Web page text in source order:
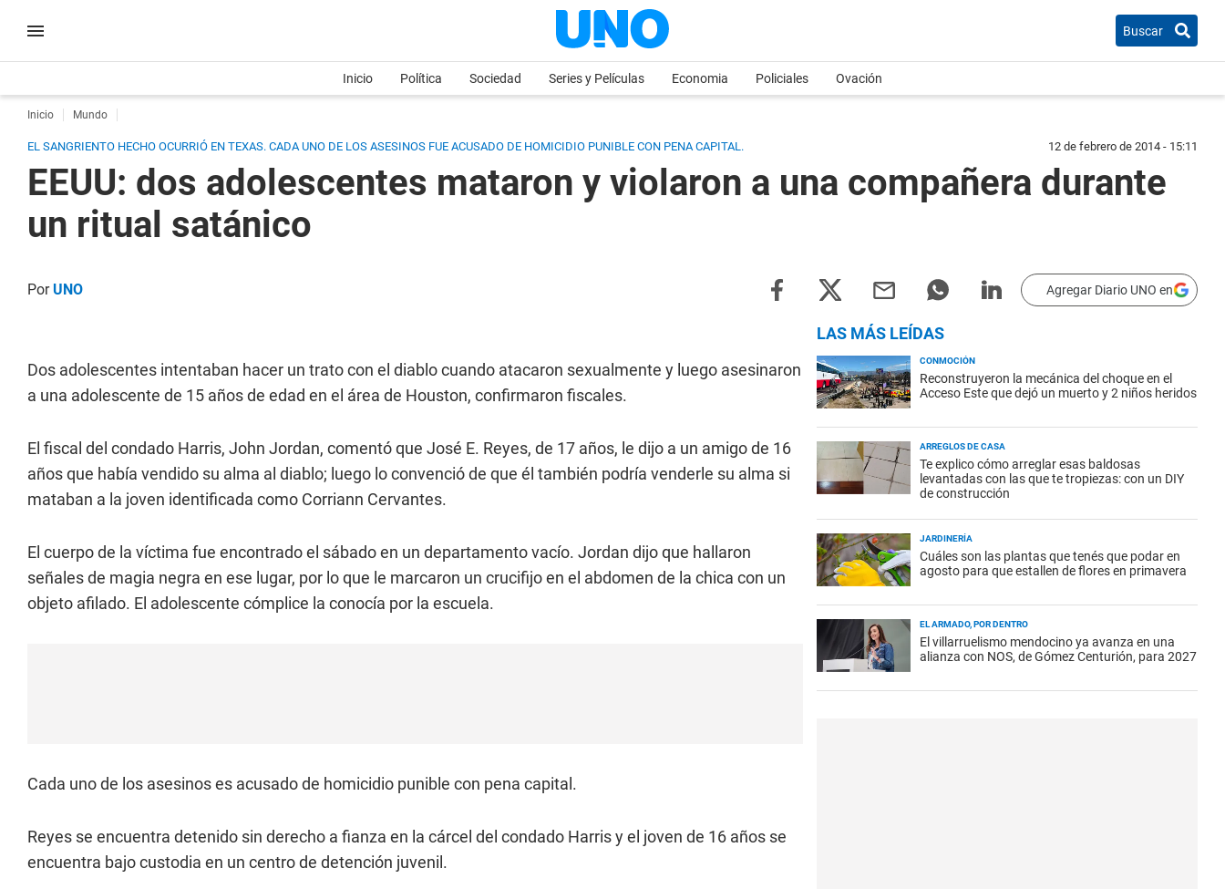
Buscar
Inicio Política Sociedad Series y Películas Economia Policiales Ovación
Inicio Mundo
EL SANGRIENTO HECHO OCURRIÓ EN TEXAS. CADA UNO DE LOS ASESINOS FUE ACUSADO DE HOMICIDIO PUNIBLE CON PENA CAPITAL. 12 de febrero de 2014 - 15:11
EEUU: dos adolescentes mataron y violaron a una compañera durante
un ritual satánico
PorUNO Agregar Diario UNO en
Dos adolescentes intentaban hacer un trato con el diablo cuando atacaron sexualmente y luego asesinaron
a una adolescente de 15 años de edad en el área de Houston, confirmaron fiscales.
El fiscal del condado Harris, John Jordan, comentó que José E. Reyes, de 17 años, le dijo a un amigo de 16
años que había vendido su alma al diablo; luego lo convenció de que él también podría venderle su alma si
mataban a la joven identificada como Corriann Cervantes.
El cuerpo de la víctima fue encontrado el sábado en un departamento vacío. Jordan dijo que hallaron
señales de magia negra en ese lugar, por lo que le marcaron un crucifijo en el abdomen de la chica con un
objeto afilado. El adolescente cómplice la conocía por la escuela.
Cada uno de los asesinos es acusado de homicidio punible con pena capital.
Reyes se encuentra detenido sin derecho a fianza en la cárcel del condado Harris y el joven de 16 años se
encuentra bajo custodia en un centro de detención juvenil.
LAS MÁS LEÍDAS
CONMOCIÓN
Reconstruyeron la mecánica del choque en el
Acceso Este que dejó un muerto y 2 niños heridos
ARREGLOS DE CASA
Te explico cómo arreglar esas baldosas
levantadas con las que te tropiezas: con un DIY
de construcción
JARDINERÍA
Cuáles son las plantas que tenés que podar en
agosto para que estallen de flores en primavera
EL ARMADO, POR DENTRO
El villarruelismo mendocino ya avanza en una
alianza con NOS, de Gómez Centurión, para 2027